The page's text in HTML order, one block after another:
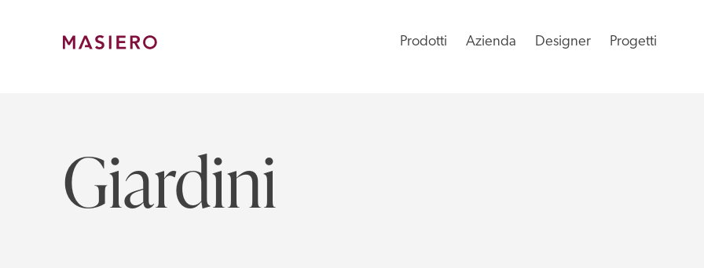
Prodotti Azienda Designer Progetti
Giardini